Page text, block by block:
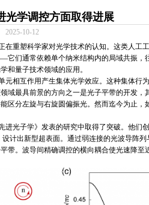
光学调控方面取得进展
2025-10-12
在重塑科学家对光学技术的认知。这类人工
们通常依赖单个纳米结构内的局域共振，
和量子技术领域的应用。
元相互作用产生集体光学效应。这种集体行
域最具前景的方向之一是光子平带的开发，
区分左旋与右旋圆偏振光。然而迄今为止，
进光子学》发表的研究中取得了突破。他们
计出新型超表面。通过弱连接的光波导阵
带。波导间精确调控的横向耦合使光速降至